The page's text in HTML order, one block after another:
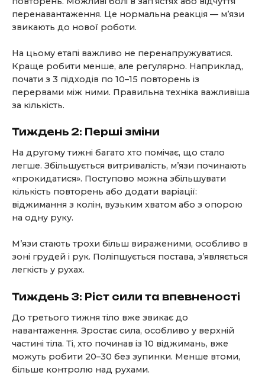
перенавантаження. Це нормальна реакція — м’язи
звикають до нової роботи.
На цьому етапі важливо не перенапружуватися.
Краще робити менше, але регулярно. Наприклад,
почати з 3 підходів по 10–15 повторень із
перервами між ними. Правильна техніка важливіша
за кількість.
Тиждень 2: Перші зміни
На другому тижні багато хто помічає, що стало
легше. Збільшується витривалість, м’язи починають
«прокидатися». Поступово можна збільшувати
кількість повторень або додати варіації:
віджимання з колін, вузьким хватом або з опорою
на одну руку.
М’язи стають трохи більш вираженими, особливо в
зоні грудей і рук. Поліпшується постава, з’являється
легкість у рухах.
Тиждень 3: Ріст сили та впевненості
До третього тижня тіло вже звикає до
навантаження. Зростає сила, особливо у верхній
частині тіла. Ті, хто починав із 10 віджимань, вже
можуть робити 20–30 без зупинки. Менше втоми,
більше контролю над рухами.